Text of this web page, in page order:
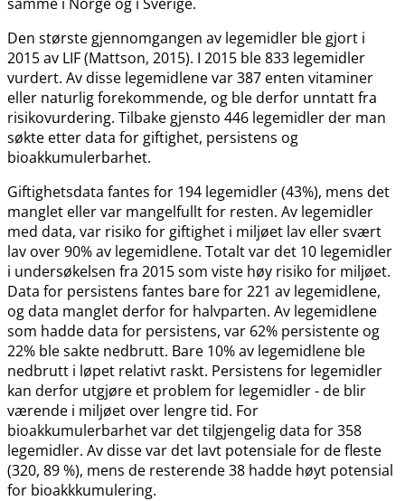
Den største gjennomgangen av legemidler ble gjort i
2015 av LIF (Mattson, 2015). I 2015 ble 833 legemidler
vurdert. Av disse legemidlene var 387 enten vitaminer
eller naturlig forekommende, og ble derfor unntatt fra
risikovurdering. Tilbake gjensto 446 legemidler der man
søkte etter data for giftighet, persistens og
bioakkumulerbarhet.
Giftighetsdata fantes for 194 legemidler (43%), mens det
manglet eller var mangelfullt for resten. Av legemidler
med data, var risiko for giftighet i miljøet lav eller svært
lav over 90% av legemidlene. Totalt var det 10 legemidler
i undersøkelsen fra 2015 som viste høy risiko for miljøet.
Data for persistens fantes bare for 221 av legemidlene,
og data manglet derfor for halvparten. Av legemidlene
som hadde data for persistens, var 62% persistente og
22% ble sakte nedbrutt. Bare 10% av legemidlene ble
nedbrutt i løpet relativt raskt. Persistens for legemidler
kan derfor utgjøre et problem for legemidler - de blir
værende i miljøet over lengre tid. For
bioakkumulerbarhet var det tilgjengelig data for 358
legemidler. Av disse var det lavt potensiale for de fleste
(320, 89 %), mens de resterende 38 hadde høyt potensial
for bioakkkumulering.